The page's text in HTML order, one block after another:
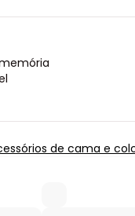
de cama e